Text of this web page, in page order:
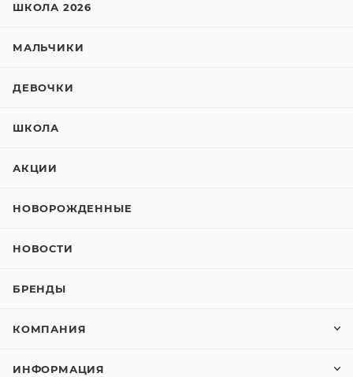
ШКОЛА 2026
МАЛЬЧИКИ
ДЕВОЧКИ
ШКОЛА
АКЦИИ
НОВОРОЖДЕННЫЕ
НОВОСТИ
БРЕНДЫ
КОМПАНИЯ
ИНФОРМАЦИЯ